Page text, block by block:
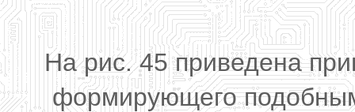
На рис. 45 приведена
формирующего